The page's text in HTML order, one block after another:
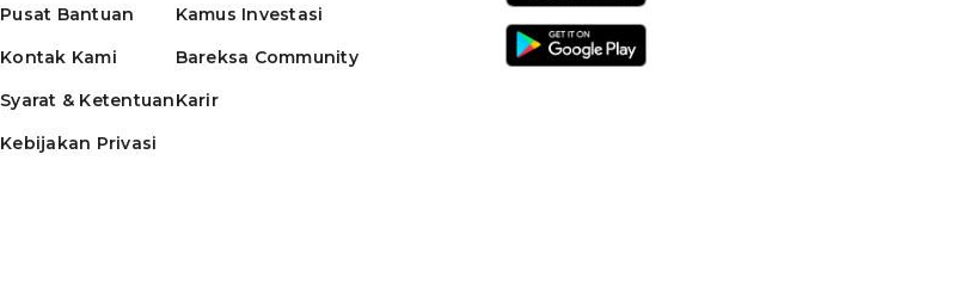
Pusat Bantuan
Kontak Kami
Syarat & Ketentuan
Kebijakan Privasi
Kamus Investasi
Bareksa Community
Karir